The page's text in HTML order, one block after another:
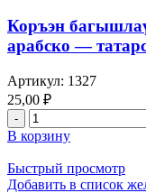
чтение
по
мазхабу
оптом
Коръэн
арабско —
Артикул: 1327
25,00 ₽
Количество
товара
Коръэн
багышлаү
догалары
В корзину
Быстрый просмотр
Добавить в список